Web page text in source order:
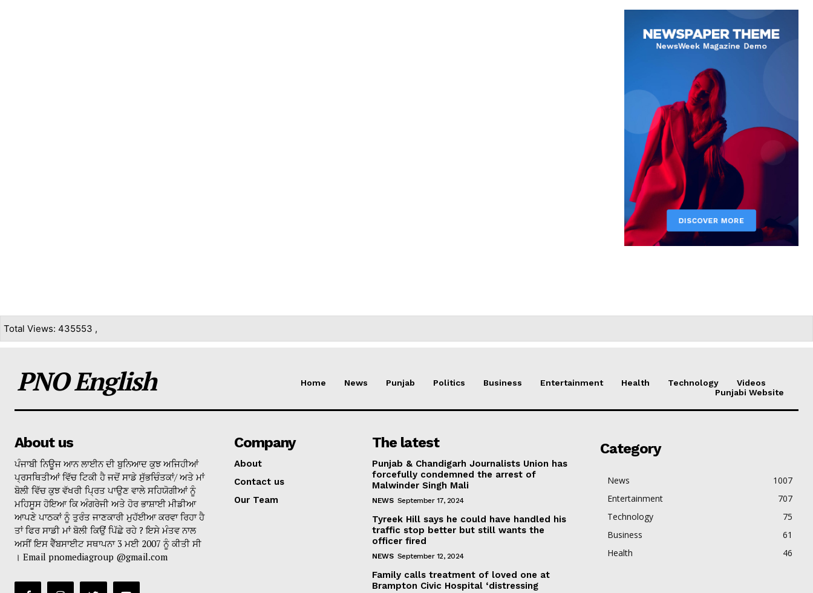
Total Views: 435553 ,
PNO English Home News Punjab Politics Business Entertainment Health Technology
Videos
Punjabi Website
About us
ਪੰਜਾਬੀ ਨਿਊਜ ਆਨ ਲਾਈਨ ਦੀ ਬੁਨਿਆਦ ਕੁਝ ਅਜਿਹੀਆਂ
ਪ੍ਰਸਥਿਤੀਆਂ ਵਿੱਚ ਟਿਕੀ ਹੈ ਜਦੋਂ ਸਾਡੇ ਸੁੱਭਚਿੰਤਕਾਂ/ ਅਤੇ ਮਾਂ
ਬੋਲੀ ਵਿੱਚ ਕੁਝ ਵੱਖਰੀ ਪ੍ਰਿਤ ਪਾਉਣ ਵਾਲੇ ਸਹਿਯੋਗੀਆਂ ਨੂੰ
ਮਹਿਸੂਸ ਹੋਇਆ ਕਿ ਅੰਗਰੇਜੀ ਅਤੇ ਹੋਰ ਭਾਸ਼ਾਈ ਮੀਡੀਆ
ਆਪਣੇ ਪਾਠਕਾਂ ਨੂੰ ਤੁਰੰਤ ਜਾਣਕਾਰੀ ਮੁਹੱਈਆ ਕਰਵਾ ਰਿਹਾ ਹੈ
ਤਾਂ ਫਿਰ ਸਾਡੀ ਮਾਂ ਬੋਲੀ ਕਿਉਂ ਪਿੱਛੇ ਰਹੇ ? ਇਸੇ ਮੰਤਵ ਨਾਲ
ਅਸੀਂ ਇਸ ਵੈੱਬਸਾਈਟ ਸਥਾਪਨਾ 3 ਮਈ 2007 ਨੂੰ ਕੀਤੀ ਸੀ
। Email pnomediagroup @gmail.com
Company
About
Contact us
Our Team
The latest
Punjab & Chandigarh Journalists Union has
forcefully condemned the arrest of
Malwinder Singh Mali
NEWS September 17, 2024
Tyreek Hill says he could have handled his
traffic stop better but still wants the
officer fired
NEWS September 12, 2024
Family calls treatment of loved one at
Brampton Civic Hospital ‘distressing
Category
News
1007
Entertainment
707
Technology
75
Business
61
Health
46